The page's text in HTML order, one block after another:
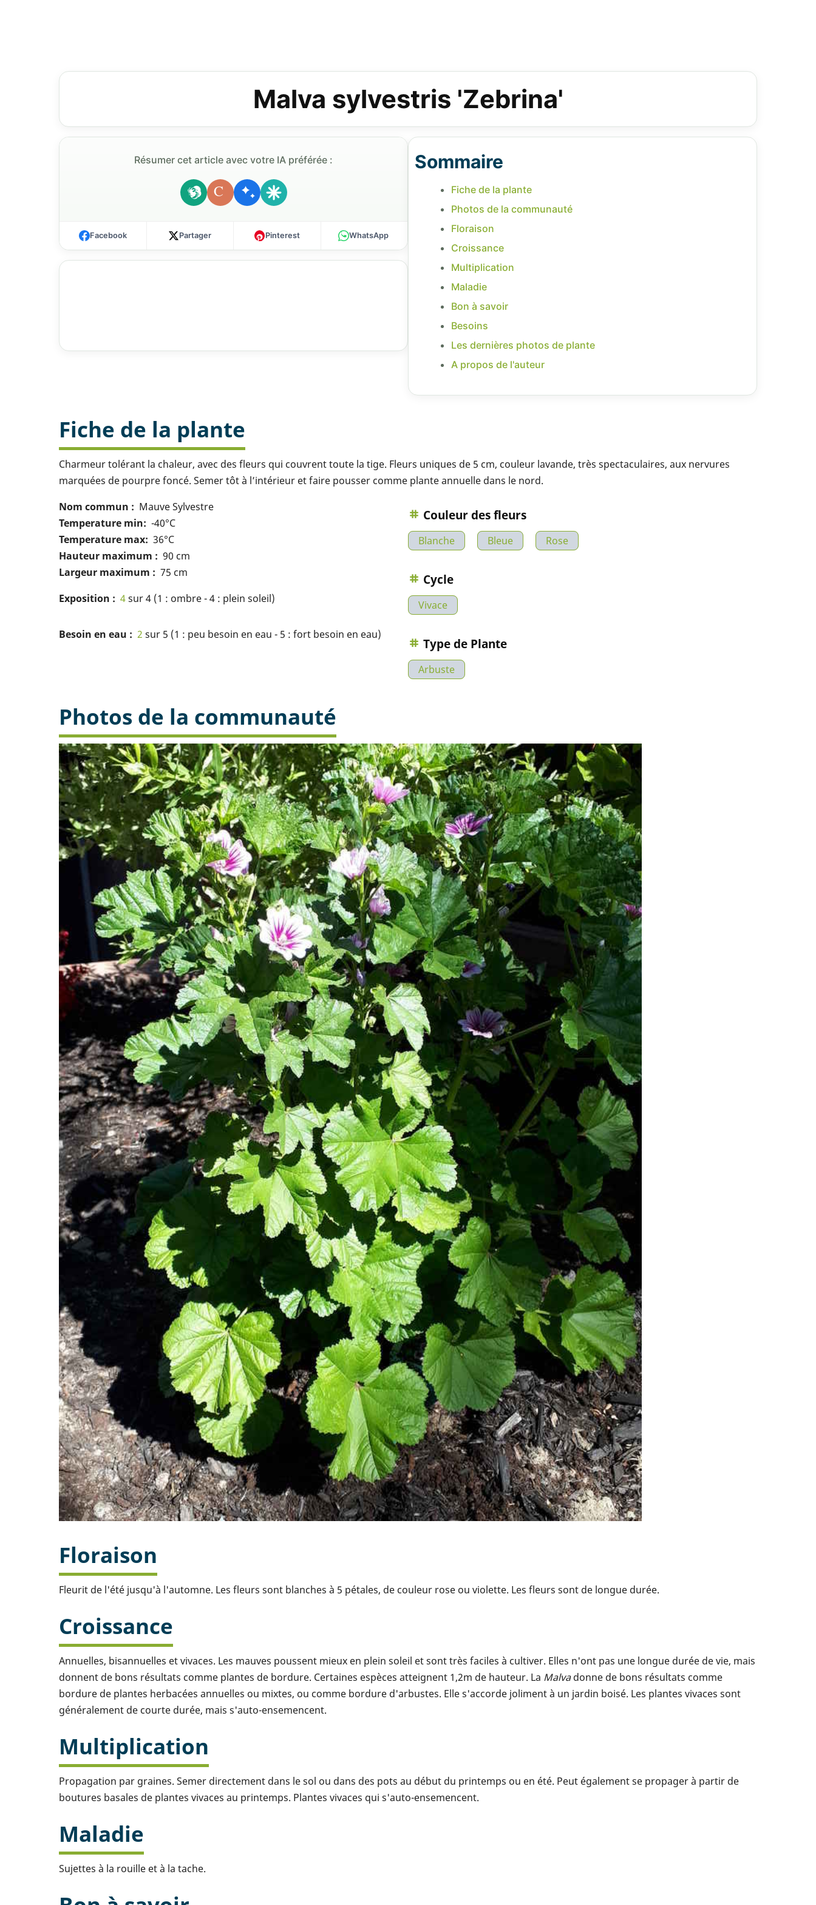
Malva sylvestris 'Zebrina'
Résumer cet article avec votre IA préférée :
C
Facebook Partager Pinterest WhatsApp
Sommaire
Fiche de la plante
Photos de la communauté
Floraison
Croissance
Multiplication
Maladie
Bon à savoir
Besoins
Les dernières photos de plante
A propos de l'auteur
Fiche de la plante
Charmeur tolérant la chaleur, avec des fleurs qui couvrent toute la tige. Fleurs uniques de 5 cm, couleur lavande, très spectaculaires, aux nervures
marquées de pourpre foncé. Semer tôt à l’intérieur et faire pousser comme plante annuelle dans le nord.
Nom commun
Mauve Sylvestre
Temperature min
-40°C
Temperature max 36°C
Hauteur maximum
90 cm
Largeur maximum
75 cm
Exposition
4sur 4 (1 : ombre - 4 : plein soleil)
Besoin en eau 2 sur 5 (1 : peu besoin en eau - 5 : fort besoin en eau)
Couleur des fleurs
Blanche Bleue Rose
Cycle
Vivace
Type de Plante
Arbuste
Photos de la communauté
Floraison
Fleurit de l'été jusqu'à l'automne. Les fleurs sont blanches à 5 pétales, de couleur rose ou violette. Les fleurs sont de longue durée.
Croissance
Annuelles, bisannuelles et vivaces. Les mauves poussent mieux en plein soleil et sont très faciles à cultiver. Elles n'ont pas une longue durée de vie, mais
donnent de bons résultats comme plantes de bordure. Certaines espèces atteignent 1,2m de hauteur. La Malvadonne de bons résultats comme
bordure de plantes herbacées annuelles ou mixtes, ou comme bordure d'arbustes. Elle s'accorde joliment à un jardin boisé. Les plantes vivaces sont
généralement de courte durée, mais s'auto-ensemencent.
Multiplication
Propagation par graines. Semer directement dans le sol ou dans des pots au début du printemps ou en été. Peut également se propager à partir de
boutures basales de plantes vivaces au printemps. Plantes vivaces qui s'auto-ensemencent.
Maladie
Sujettes à la rouille et à la tache.